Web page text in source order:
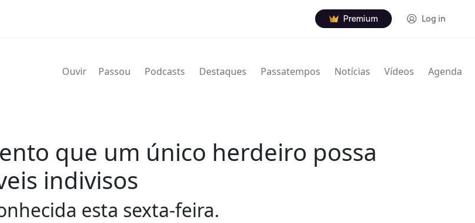
Premium Log in
Ouvir Passou Podcasts Destaques Passatempos Notícias Vídeos Agenda
que um único herdeiro possa
indivisos
esta sexta-feira.